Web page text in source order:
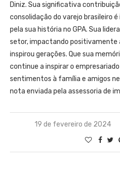
Diniz. Sua significativa
consolidação do varejo brasileiro
pela sua história no GPA. Sua
setor, impactando positivamente
inspirou gerações. Que sua
continue a inspirar o empresariado
sentimentos à família e amigos
nota enviada pela assessoria de
19 de fevereiro de 2024